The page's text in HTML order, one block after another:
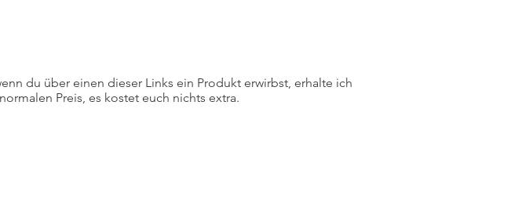
du über einen dieser Links ein Produkt erwirbst, erhalte ich
Preis, es kostet euch nichts extra.